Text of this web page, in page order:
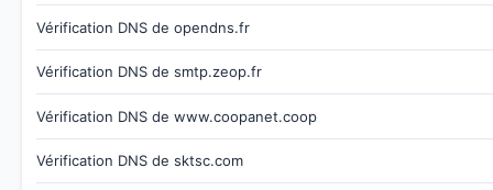
Vérification DNS de opendns.fr
Vérification DNS de smtp.zeop.fr
Vérification DNS de www.coopanet.coop
Vérification DNS de sktsc.com